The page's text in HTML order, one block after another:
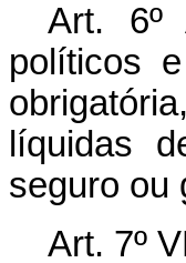
Art. 6º
políticos
líquidas
seguro ou
Art. 7º